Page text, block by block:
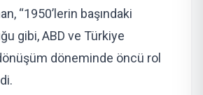
“1950’lerin başındaki
gibi, ABD ve Türkiye
döneminde öncü rol